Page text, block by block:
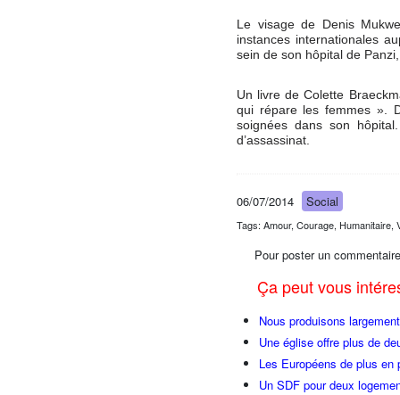
Le visage de Denis
instances internationales
sein de son hôpital de
Un livre de Colette
qui répare les femmes ».
soignées dans son
d’assassinat.
06/07/2014 Social
Tags: Amour, Courage, Humanitaire,
Pour poster un
Ça peut vous
Nous produisons
Une église offre plus de
Les Européens de plus
Un SDF pour deux